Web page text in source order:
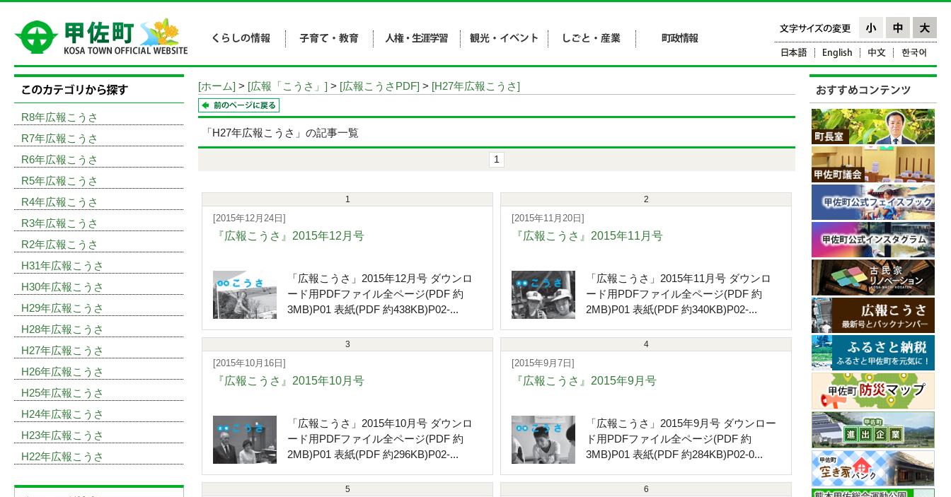
[ホーム] > [広報「こうさ」] > [広報こうさPDF] > [H27年広報こうさ]
「H27年広報こうさ」の記事一覧
1
1
[2015年12月24日]
『広報こうさ』2015年12月号
「広報こうさ」2015年12月号 ダウンロ
ード用PDFファイル全ページ(PDF 約
3MB)P01 表紙(PDF 約438KB)P02-...
2
[2015年11月20日]
『広報こうさ』2015年11月号
「広報こうさ」2015年11月号 ダウンロ
ード用PDFファイル全ページ(PDF 約
2MB)P01 表紙(PDF 約340KB)P02-...
3
[2015年10月16日]
『広報こうさ』2015年10月号
「広報こうさ」2015年10月号 ダウンロ
ード用PDFファイル全ページ(PDF 約
2MB)P01 表紙(PDF 約296KB)P02-...
4
[2015年9月7日]
『広報こうさ』2015年9月号
「広報こうさ」2015年9月号 ダウンロー
ド用PDFファイル全ページ(PDF 約
3MB)P01 表紙(PDF 約284KB)P02-0...
5
6
R8年広報こうさ
R7年広報こうさ
R6年広報こうさ
R5年広報こうさ
R4年広報こうさ
R3年広報こうさ
R2年広報こうさ
H31年広報こうさ
H30年広報こうさ
H29年広報こうさ
H28年広報こうさ
H27年広報こうさ
H26年広報こうさ
H25年広報こうさ
H24年広報こうさ
H23年広報こうさ
H22年広報こうさ